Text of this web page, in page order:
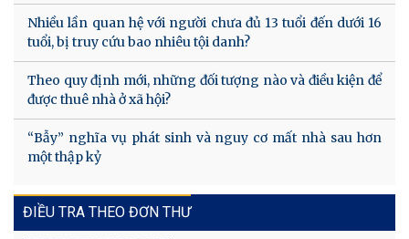
Nhiều lần quan hệ với người chưa đủ 13 tuổi đến dưới 16
tuổi, bị truy cứu bao nhiêu tội danh?
Theo quy định mới, những đối tượng nào và điều kiện để
được thuê nhà ở xã hội?
“Bẫy” nghĩa vụ phát sinh và nguy cơ mất nhà sau hơn
một thập kỷ
ĐIỀU TRA THEO ĐƠN THƯ